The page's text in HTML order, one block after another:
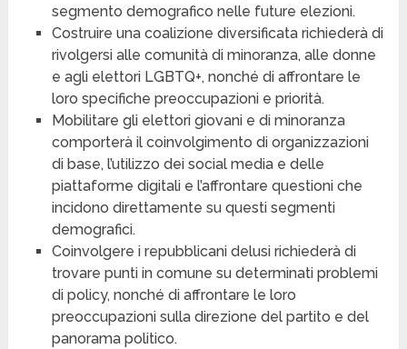
segmento demografico nelle future elezioni.
Costruire una coalizione diversificata richiederà di
rivolgersi alle comunità di minoranza, alle donne
e agli elettori LGBTQ+, nonché di affrontare le
loro specifiche preoccupazioni e priorità.
Mobilitare gli elettori giovani e di minoranza
comporterà il coinvolgimento di organizzazioni
di base, l’utilizzo dei social media e delle
piattaforme digitali e l’affrontare questioni che
incidono direttamente su questi segmenti
demografici.
Coinvolgere i repubblicani delusi richiederà di
trovare punti in comune su determinati problemi
di policy, nonché di affrontare le loro
preoccupazioni sulla direzione del partito e del
panorama politico.